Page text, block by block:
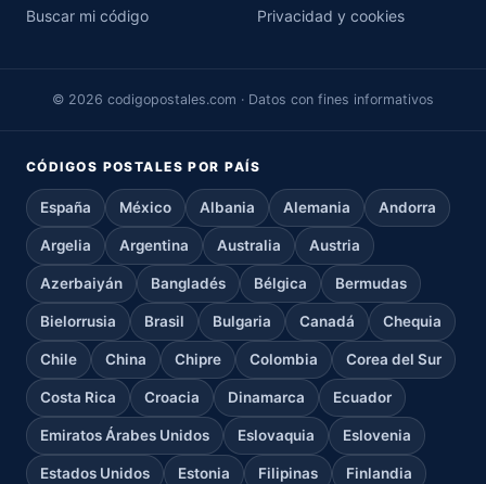
Buscar mi código
Privacidad y cookies
© 2026 codigopostales.com · Datos con fines informativos
CÓDIGOS POSTALES POR PAÍS
España México Albania Alemania Andorra
Argelia Argentina Australia Austria
Azerbaiyán Bangladés Bélgica Bermudas
Bielorrusia Brasil Bulgaria Canadá Chequia
Chile China Chipre Colombia Corea del Sur
Costa Rica Croacia Dinamarca Ecuador
Emiratos Árabes Unidos Eslovaquia Eslovenia
Estados Unidos Estonia Filipinas Finlandia